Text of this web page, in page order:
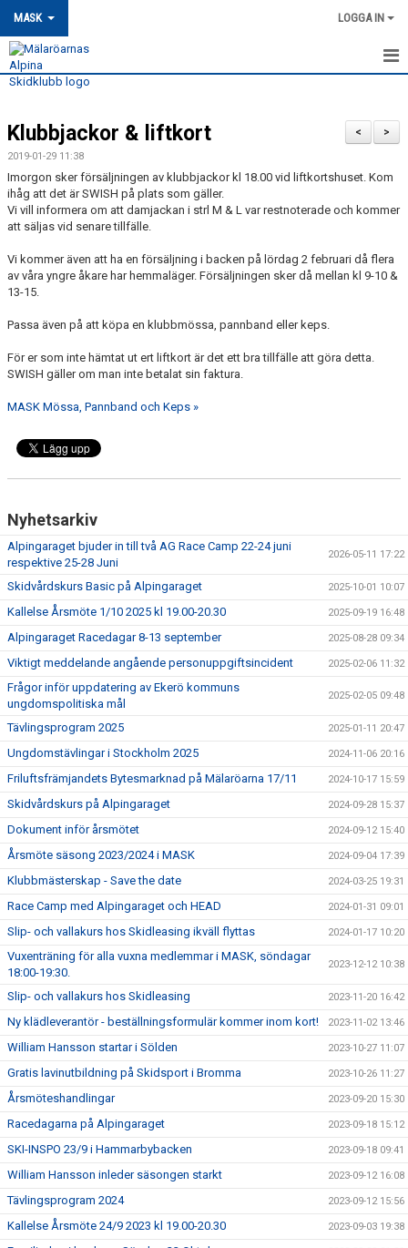
MASK LOGGA IN
MASK-NYHETER
OM MASK
MEDLEMSSKAP
KONTAKT
TRÄNING
TÄVLING
MASK KALENDER
BILDGALLERI
SPONSORER & PARTNERS
MATILDA RAPAPORT MINNESFOND
>
<
Klubbjackor & liftkort
2019-01-29 11:38
Imorgon sker försäljningen av klubbjackor kl 18.00 vid liftkortshuset. Kom
ihåg att det är SWISH på plats som gäller.
Vi vill informera om att damjackan i strl M & L var restnoterade och kommer
att säljas vid senare tillfälle.
Vi kommer även att ha en försäljning i backen på lördag 2 februari då flera
av våra yngre åkare har hemmaläger. Försäljningen sker då mellan kl 9-10 &
13-15.
Passa även på att köpa en klubbmössa, pannband eller keps.
För er som inte hämtat ut ert liftkort är det ett bra tillfälle att göra detta.
SWISH gäller om man inte betalat sin faktura.
MASK Mössa, Pannband och Keps »
Nyhetsarkiv
Alpingaraget bjuder in till två AG Race Camp 22-24 juni
respektive 25-28 Juni
2026-05-11 17:22
Skidvårdskurs Basic på Alpingaraget 2025-10-01 10:07
Kallelse Årsmöte 1/10 2025 kl 19.00-20.30 2025-09-19 16:48
Alpingaraget Racedagar 8-13 september 2025-08-28 09:34
Viktigt meddelande angående personuppgiftsincident 2025-02-06 11:32
Frågor inför uppdatering av Ekerö kommuns
ungdomspolitiska mål
2025-02-05 09:48
Tävlingsprogram 2025 2025-01-11 20:47
Ungdomstävlingar i Stockholm 2025 2024-11-06 20:16
Friluftsfrämjandets Bytesmarknad på Mälaröarna 17/11 2024-10-17 15:59
Skidvårdskurs på Alpingaraget 2024-09-28 15:37
Dokument inför årsmötet 2024-09-12 15:40
Årsmöte säsong 2023/2024 i MASK 2024-09-04 17:39
Klubbmästerskap - Save the date 2024-03-25 19:31
Race Camp med Alpingaraget och HEAD 2024-01-31 09:01
Slip- och vallakurs hos Skidleasing ikväll flyttas 2024-01-17 10:20
Vuxenträning för alla vuxna medlemmar i MASK, söndagar
18:00-19:30.
2023-12-12 10:38
Slip- och vallakurs hos Skidleasing 2023-11-20 16:42
Ny klädleverantör - beställningsformulär kommer inom kort! 2023-11-02 13:46
William Hansson startar i Sölden 2023-10-27 11:07
Gratis lavinutbildning på Skidsport i Bromma 2023-10-26 11:27
Årsmöteshandlingar 2023-09-20 15:30
Racedagarna på Alpingaraget 2023-09-18 15:12
SKI-INSPO 23/9 i Hammarbybacken 2023-09-18 09:41
William Hansson inleder säsongen starkt 2023-09-12 16:08
Tävlingsprogram 2024 2023-09-12 15:56
Kallelse Årsmöte 24/9 2023 kl 19.00-20.30 2023-09-03 19:38